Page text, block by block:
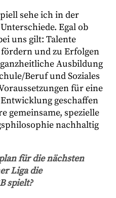
sehe ich in der
Egal ob
uns gilt: Talente
und zu Erfolgen
Ausbildung
Beruf und Soziales
für eine
geschaffen
gemeinsame, spezielle
nachhaltig
für die nächsten
Liga die
spielt?